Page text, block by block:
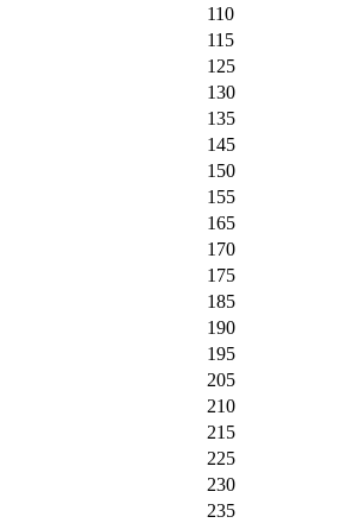
110
115
125
130
135
145
150
155
165
170
175
185
190
195
205
210
215
225
230
235